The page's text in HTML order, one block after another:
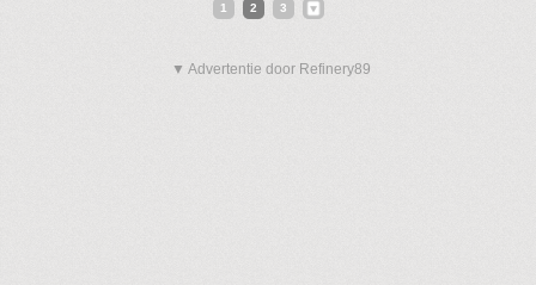
1 2 3
▼ Advertentie door Refinery89